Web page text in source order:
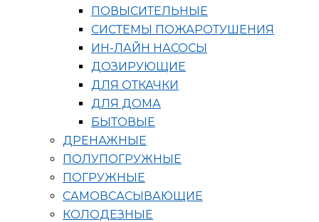
ПОВЫСИТЕЛЬНЫЕ
СИСТЕМЫ ПОЖАРОТУШЕНИЯ
ИН-ЛАЙН НАСОСЫ
ДОЗИРУЮЩИЕ
ДЛЯ ОТКАЧКИ
ДЛЯ ДОМА
БЫТОВЫЕ
ДРЕНАЖНЫЕ
ПОЛУПОГРУЖНЫЕ
ПОГРУЖНЫЕ
САМОВСАСЫВАЮЩИЕ
КОЛОДЕЗНЫЕ